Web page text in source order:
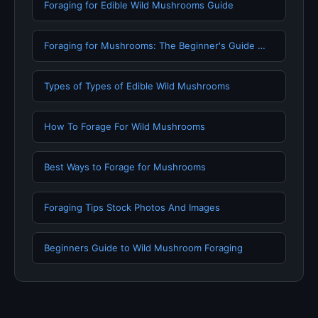
Foraging for Edible Wild Mushrooms Guide
Foraging for Mushrooms: The Beginner's Guide …
Types of Types of Edible Wild Mushrooms
How To Forage For Wild Mushrooms
Best Ways to Forage for Mushrooms
Foraging Tips Stock Photos And Images
Beginners Guide to Wild Mushroom Foraging